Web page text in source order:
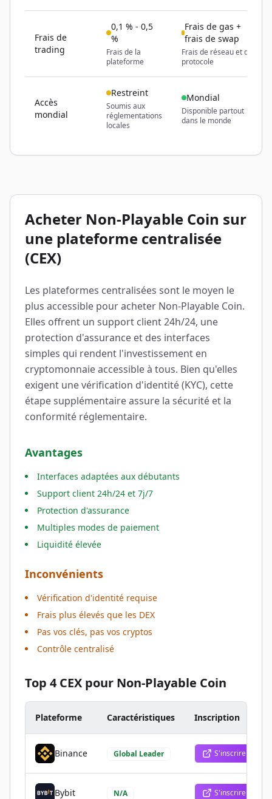
Frais de
trading
0,1 % - 0,5
%
Frais de la
plateforme
Frais de gas +
frais de swap
Frais de réseau et de
protocole
Accès
mondial
Restreint
Soumis aux
réglementations
locales
Mondial
Disponible partout
dans le monde
Acheter Non-Playable Coin sur
une plateforme centralisée
(CEX)
Les plateformes centralisées sont le moyen le
plus accessible pour acheter Non-Playable Coin.
Elles offrent un support client 24h/24, une
protection d'assurance et des interfaces
simples qui rendent l'investissement en
cryptomonnaie accessible à tous. Bien qu'elles
exigent une vérification d'identité (KYC), cette
étape supplémentaire assure la sécurité et la
conformité réglementaire.
Avantages
Interfaces adaptées aux débutants
Support client 24h/24 et 7j/7
Protection d'assurance
Multiples modes de paiement
Liquidité élevée
Inconvénients
Vérification d'identité requise
Frais plus élevés que les DEX
Pas vos clés, pas vos cryptos
Contrôle centralisé
Top 4 CEX pour Non-Playable Coin
Plateforme Caractéristiques Inscription
Binance Global Leader S'inscrire
Bybit N/A S'inscrire